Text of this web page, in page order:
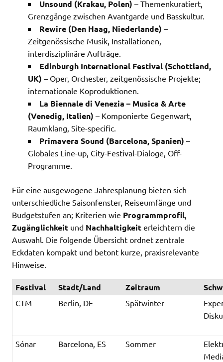
Unsound (Krakau, Polen) – Themenkuratiert,
Grenzgänge zwischen Avantgarde und Basskultur.
Rewire (Den Haag, Niederlande) –
Zeitgenössische Musik, Installationen,
interdisziplinäre Aufträge.
Edinburgh International Festival (Schottland,
UK) – Oper, Orchester, zeitgenössische Projekte;
internationale Koproduktionen.
La Biennale di Venezia – Musica & Arte
(Venedig, Italien) – Komponierte Gegenwart,
Raumklang, Site-specific.
Primavera Sound (Barcelona, Spanien) –
Globales Line-up, City-Festival-Dialoge, Off-
Programme.
Für eine ausgewogene Jahresplanung bieten sich
unterschiedliche Saisonfenster, Reiseumfänge und
Budgetstufen an; Kriterien wie Programmprofil,
Zugänglichkeit und Nachhaltigkeit erleichtern die
Auswahl. Die folgende Übersicht ordnet zentrale
Eckdaten kompakt und betont kurze, praxisrelevante
Hinweise.
Festival Stadt/Land Zeitraum
CTM Berlin, DE Spätwinter
Sónar Barcelona, ES Sommer